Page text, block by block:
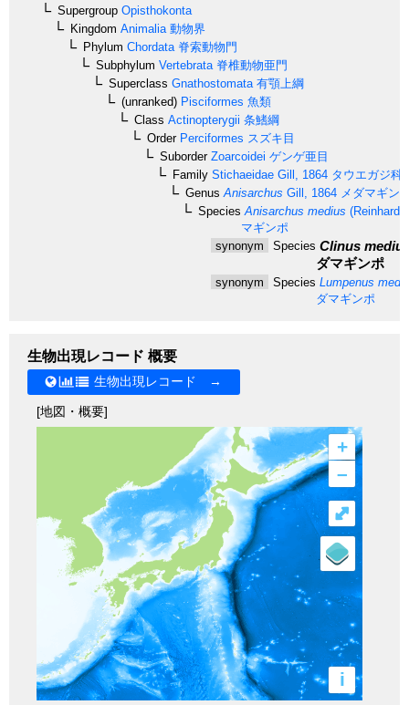
Supergroup Opisthokonta
Kingdom Animalia 動物界
Phylum Chordata 脊索動物門
Subphylum Vertebrata 脊椎動物亜門
Superclass Gnathostomata 有顎上綱
(unranked) Pisciformes 魚類
Class Actinopterygii 条鰭綱
OrderPerciformes スズキ目
SuborderZoarcoidei ゲンゲ亜目
Family Stichaeidae Gill, 1864 タウエガジ科
Genus Anisarchus Gill, 1864 メダマギン
Species Anisarchus medius
マギンポ
synonym
Species Clinus
ダマギンポ
synonym Species Lumpenus
ダマギンポ
生物出現レコード 概要
生物出現レコード →
[地図・概要]
+
–
i
⤢